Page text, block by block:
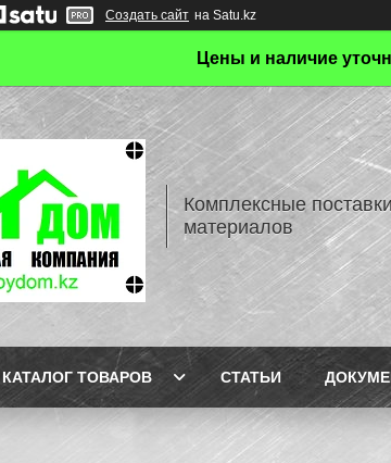
Создать сайт на Satu.kz
Цены и наличие
Комплексные
материалов
КАТАЛОГ ТОВАРОВ СТАТЬИ